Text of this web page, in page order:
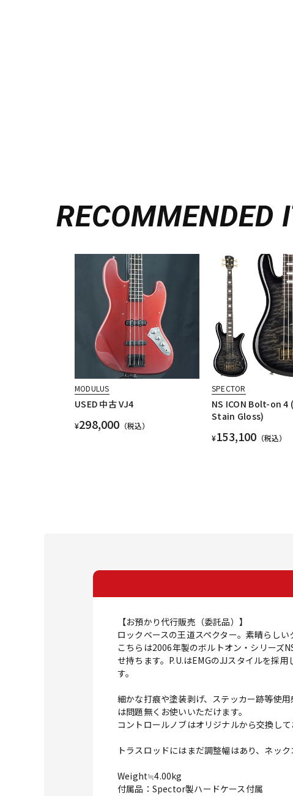
RECOMMENDED
MODULUS
USED 中古 VJ4
¥298,000 （税込）
SPECTOR
NS ICON Bolt-on 4
Stain Gloss)
¥153,100 （税込）
【お預かり代行販売（委託品）】
ロックベースの王道スペクター。素晴らし
こちらは2006年製のボルトオン・シリーズ
せ持ちます。P.U.はEMGのJJスタイルを採
す。
細かな打痕や塗装剥げ、ステッカー跡等使
は問題無くお使いいただけます。
コントロールノブはオリジナルから交換し
トラスロッドにはまだ調整幅はあり、ネッ
Weight≒4.00kg
付属品：Spector製ハードケース付属